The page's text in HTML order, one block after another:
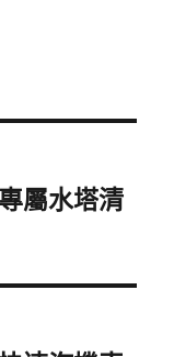
屬水塔清